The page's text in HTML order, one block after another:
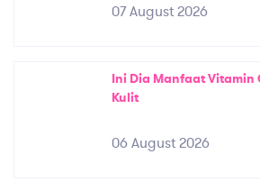
07 August 2026
Ini Dia Manfaat Vitamin
Kulit
06 August 2026